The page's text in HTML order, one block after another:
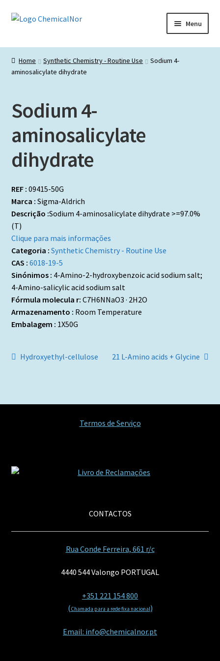
Ir
Saltar
Menu
Início
Lista de produtos
Home Synthetic Chemistry - Routine Use
Sodium 4-
aminosalicylate dihydrate
Sodium 4-
aminosalicylate
dihydrate
REF : 09415-50G
Marca : Sigma-Aldrich
Descrição :Sodium 4-aminosalicylate dihydrate >=97.0%
(T)
Clique para mais informações
Categoria : Synthetic Chemistry - Routine Use
CAS : 6018-19-5
Sinónimos : 4-Amino-2-hydroxybenzoic acid sodium salt;
4-Amino-salicylic acid sodium salt
Fórmula molecula r: C7H6NNaO3 · 2H2O
Armazenamento : Room Temperature
Embalagem : 1X50G
Navegação
Artigo
Hydroxyethyl-cellulose
Artigo
21 L-Amino acids + Glycine
Termos de Serviço
CONTACTOS
Rua Conde Ferreira, 661 r/c
4440 544 Valongo PORTUGAL
+351 221 154 800
(Chamada para a rede fixa nacional)
Email: info@chemicalnor.pt